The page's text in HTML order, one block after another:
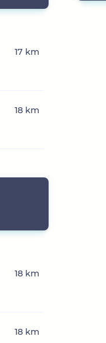
17 km
18 km
18 km
18 km